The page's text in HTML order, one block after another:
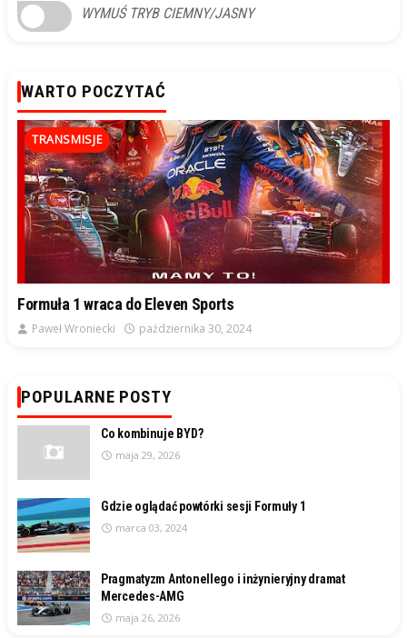
WYMUŚ TRYB CIEMNY/JASNY
WARTO POCZYTAĆ
TRANSMISJE
Formuła 1 wraca do Eleven Sports
Paweł Wroniecki października 30, 2024
POPULARNE POSTY
Co kombinuje BYD?
maja 29, 2026
Gdzie oglądać powtórki sesji Formuły 1
marca 03, 2024
Pragmatyzm Antonellego i inżynieryjny dramat
Mercedes-AMG
maja 26, 2026